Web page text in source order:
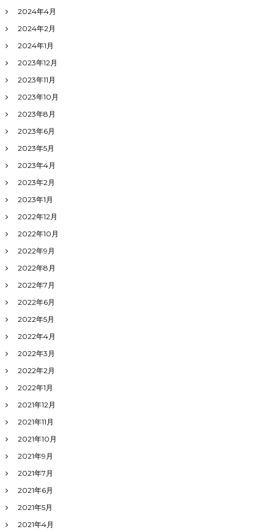
2024年4月
2024年2月
2024年1月
2023年12月
2023年11月
2023年10月
2023年8月
2023年6月
2023年5月
2023年4月
2023年2月
2023年1月
2022年12月
2022年10月
2022年9月
2022年8月
2022年7月
2022年6月
2022年5月
2022年4月
2022年3月
2022年2月
2022年1月
2021年12月
2021年11月
2021年10月
2021年9月
2021年7月
2021年6月
2021年5月
2021年4月